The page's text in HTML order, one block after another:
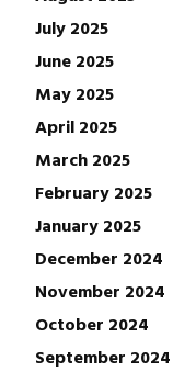
July 2025
June 2025
May 2025
April 2025
March 2025
February 2025
January 2025
December 2024
November 2024
October 2024
September 2024